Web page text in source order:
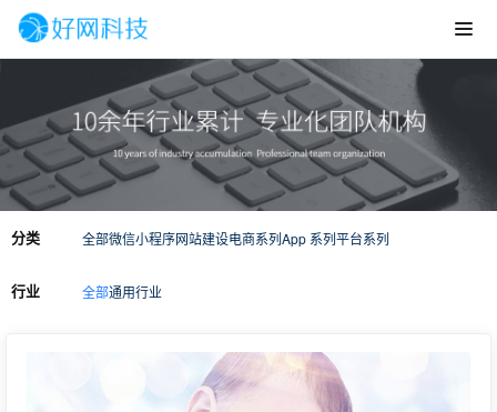
分类 全部微信小程序网站建设电商系列App 系列平台系列
行业 全部通用行业